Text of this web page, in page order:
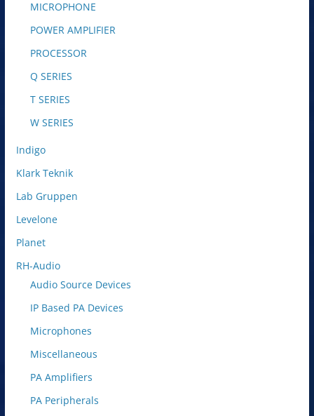
MICROPHONE
POWER AMPLIFIER
PROCESSOR
Q SERIES
T SERIES
W SERIES
Indigo
Klark Teknik
Lab Gruppen
Levelone
Planet
RH-Audio
Audio Source Devices
IP Based PA Devices
Microphones
Miscellaneous
PA Amplifiers
PA Peripherals